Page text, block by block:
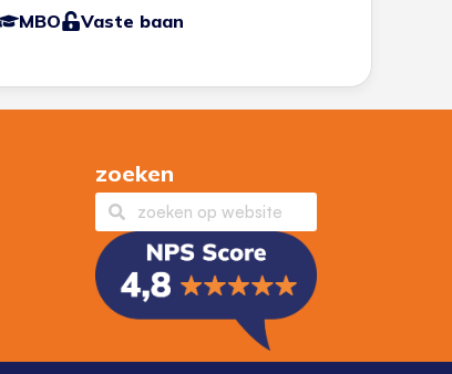
MBO Vaste baan
zoeken